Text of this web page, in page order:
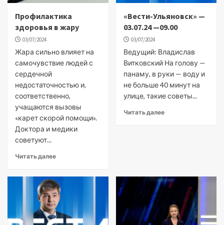
Профилактика
здоровья в жару
03/07/2024
Жара сильно влияет на
самочувствие людей с
сердечной
недостаточностью и,
соответственно,
учащаются вызовы
«карет скорой помощи».
Доктора и медики
советуют...
Читать далее
«Вести-Ульяновск» —
03.07.24 —09.00
03/07/2024
Ведущий: Владислав
Витковский На голову —
панаму, в руки — воду и
не больше 40 минут на
улице, такие советы...
Читать далее